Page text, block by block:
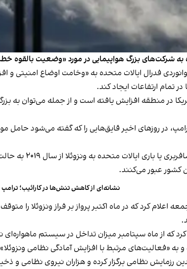
به شرکت‌های بزرگ هواپیمایی در مورد «وضعیت بالقوه
۳۰ آبان اداره هوانوردی فدرال ایالات متحده به «وخامت
تمام ارتفاعات ایجاد کند.
در منطقه افزایش یافته است و از جمله می‌توان به
در روزهای اخیر قایق‌هایی را که گفته می‌شود حامل
پروازهای
کشور عبور می‌کنند.
نشانه‌ای از کاهش تنش‌ها در کارائیب؛ ترامپ
اعلام کرد که در ماه اکتبر پرواز بر فراز ونزوئلا
کرد که از ماه سپتامبر میزان تداخل در سیستم
و به «فعالیت‌های مرتبط با افزایش آمادگی نظامی
رزمایش نظامی برگزار کرده و هزاران نیروی نظامی و